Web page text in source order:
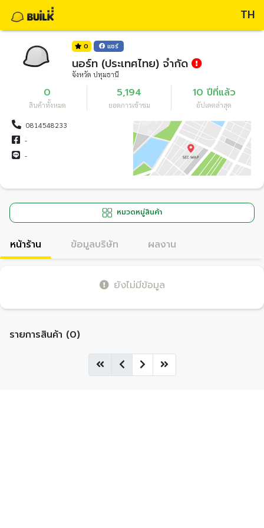
TH
0 แชร์
นอร์ท (ประเทศไทย) จำกัด
จังหวัด ปทุมธานี
0
สินค้าทั้งหมด
5,194
ยอดการเข้าชม
10 ปีที่แล้ว
อัปเดตล่าสุด
0814548233
-
-
หมวดหมู่สินค้า
หน้าร้าน ข้อมูลบริษัท ผลงาน
ยังไม่มีข้อมูล
รายการสินค้า (0)